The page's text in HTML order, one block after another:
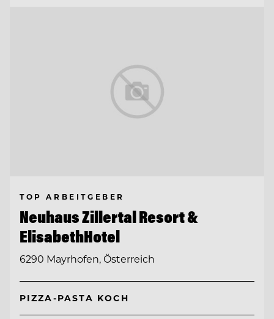
TOP ARBEITGEBER
Neuhaus Zillertal Resort &
ElisabethHotel
6290 Mayrhofen, Österreich
PIZZA-PASTA KOCH